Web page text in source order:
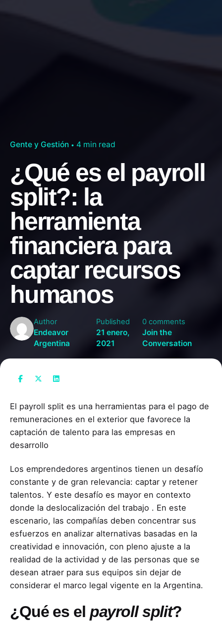
Gente y Gestión 4 min read
¿Qué es el payroll
split?: la
herramienta
financiera para
captar recursos
humanos
Author
Endeavor
Argentina
Published
21 enero,
2021
0 comments
Join the
Conversation
El payroll split es una herramientas para el pago de
remuneraciones en el exterior que favorece la
captación de talento para las empresas en
desarrollo
Los emprendedores argentinos tienen un desafío
constante y de gran relevancia: captar y retener
talentos. Y este desafío es mayor en contexto
donde la deslocalización del trabajo . En este
escenario, las compañías deben concentrar sus
esfuerzos en analizar alternativas basadas en la
creatividad e innovación, con pleno ajuste a la
realidad de la actividad y de las personas que se
desean atraer para sus equipos sin dejar de
considerar el marco legal vigente en la Argentina.
¿Qué es el payroll split?